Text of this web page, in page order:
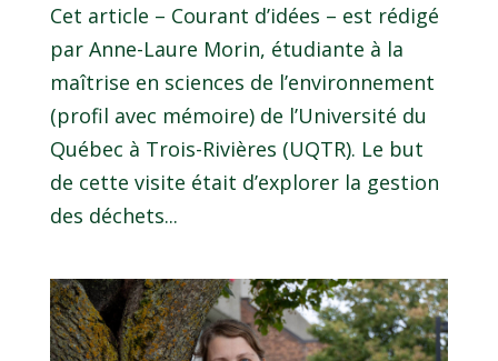
Cet article – Courant d’idées – est rédigé
par Anne-Laure Morin, étudiante à la
maîtrise en sciences de l’environnement
(profil avec mémoire) de l’Université du
Québec à Trois-Rivières (UQTR). Le but
de cette visite était d’explorer la gestion
des déchets...